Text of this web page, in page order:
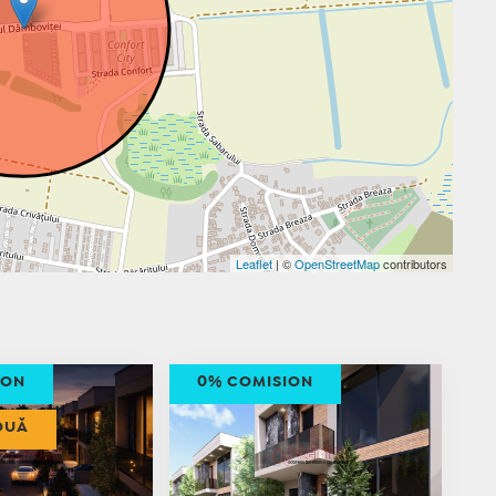
Leaflet| ©OpenStreetMapcontributors
0% COMISION